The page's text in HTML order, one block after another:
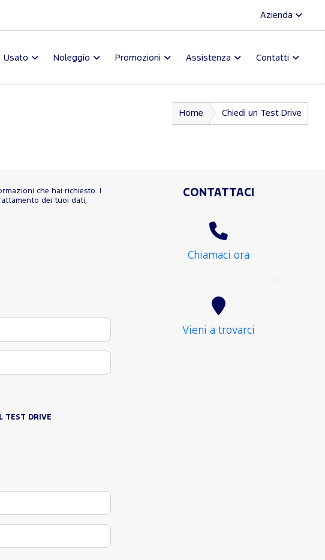
Azienda
Usato Noleggio Promozioni Assistenza Contatti
Home Chiedi un Test Drive
che hai richiesto. I
dei tuoi dati,
TEST DRIVE
CONTATTACI
Chiamaci ora
Vieni a trovarci